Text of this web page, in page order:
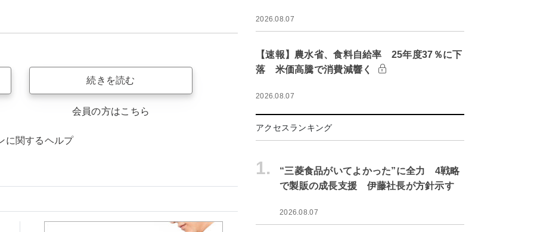
続きを読む
会員の方はこちら
に関するヘルプ
2026.08.07
【速報】農水省、食料自給率 25年度37％に下
落 米価高騰で消費減響く
2026.08.07
アクセスランキング
1.
“三菱食品がいてよかった”に全力 4戦略
で製販の成長支援 伊藤社長が方針示す
2026.08.07